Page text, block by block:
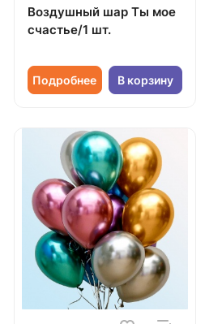
Воздушный шар Ты мое
счастье/1 шт.
Подробнее В корзину